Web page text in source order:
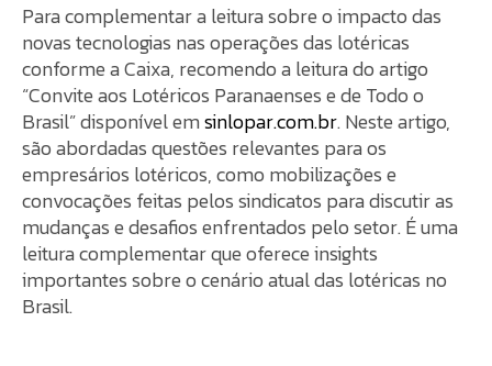
Para complementar a leitura sobre o impacto das
novas tecnologias nas operações das lotéricas
conforme a Caixa, recomendo a leitura do artigo
“Convite aos Lotéricos Paranaenses e de Todo o
Brasil” disponível emsinlopar.com.br. Neste artigo,
são abordadas questões relevantes para os
empresários lotéricos, como mobilizações e
convocações feitas pelos sindicatos para discutir as
mudanças e desafios enfrentados pelo setor. É uma
leitura complementar que oferece insights
importantes sobre o cenário atual das lotéricas no
Brasil.